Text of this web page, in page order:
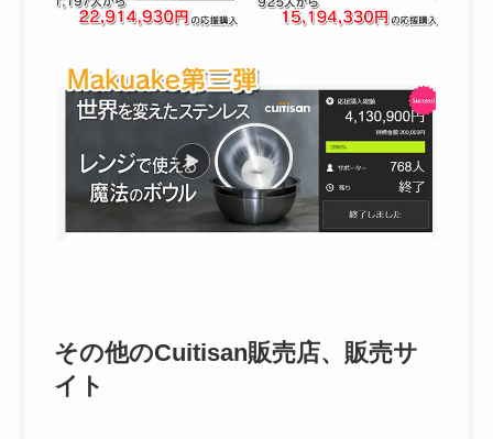
その他のCuitisan販売店、販売サ
イト